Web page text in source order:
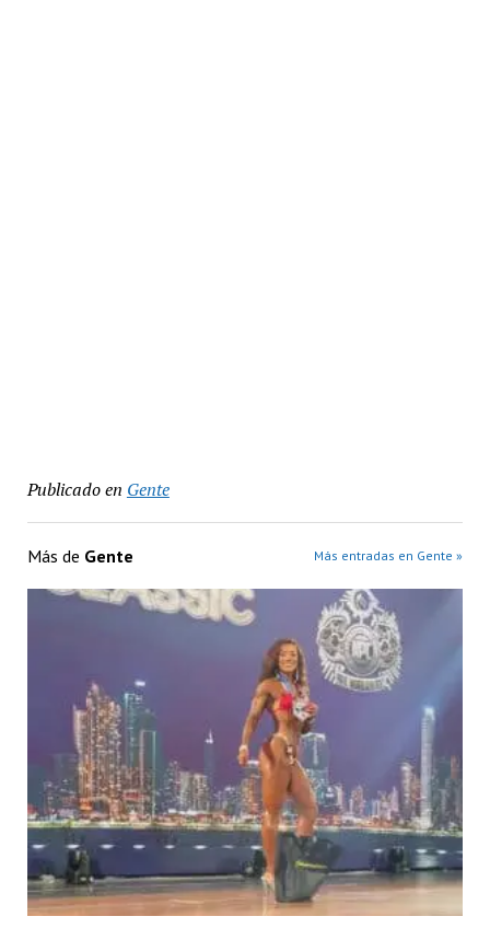
Publicado en Gente
Más de Gente Más entradas en Gente »